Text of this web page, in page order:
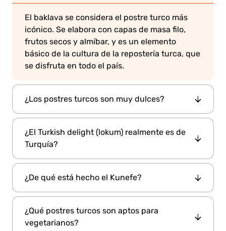
El baklava se considera el postre turco más
icónico. Se elabora con capas de masa filo,
frutos secos y almíbar, y es un elemento
básico de la cultura de la repostería turca, que
se disfruta en todo el país.
¿Los postres turcos son muy dulces?
Sí, muchos postres tradicionales turcos son
bastante dulces, a menudo elaborados con
jarabes de azúcar, miel e ingredientes ricos
como nueces, mantequilla y crema cuajada.
Sin embargo, también hay opciones más
gullac.
¿El Turkish delight (lokum) realmente es de
Turquía?
Sí, el Turkish delight, conocido localmente
como "lokum," se originó en Turquía durante el
Imperio otomano. Es un dulce masticable con
sabor a agua de rosas, cítricos o almáciga
(mastic), a veces con frutos secos añadidos.
¿De qué está hecho el Kunefe?
El Kunefe se elabora con masa phyllo triturada
(kataifi), en capas con queso tierno, se hornea
¿Qué postres turcos son aptos para
vegetarianos?